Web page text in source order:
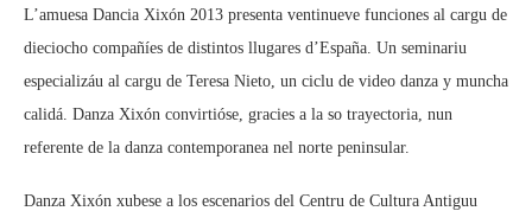
L’amuesa Dancia Xixón 2013 presenta ventinueve funciones al cargu de
dieciocho compañíes de distintos llugares d’España. Un seminariu
especializáu al cargu de Teresa Nieto, un ciclu de video danza y muncha
calidá. Danza Xixón convirtióse, gracies a la so trayectoria, nun
referente de la danza contemporanea nel norte peninsular.
Danza Xixón xubese a los escenarios del Centru de Cultura Antiguu